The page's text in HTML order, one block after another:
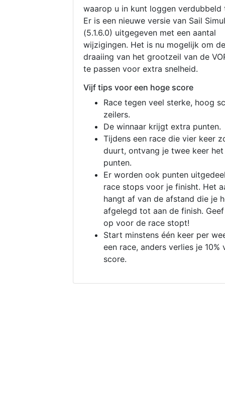
waarop u in kunt loggen verdubbeld
Er is een nieuwe versie van Sail
(5.1.6.0) uitgegeven met een aantal
wijzigingen. Het is nu mogelijk om de
draaiing van het grootzeil van de
te passen voor extra snelheid.
Vijf tips voor een hoge score
Race tegen veel sterke, hoog
zeilers.
De winnaar krijgt extra punten.
Tijdens een race die vier keer
duurt, ontvang je twee keer
punten.
Er worden ook punten
race stops voor je finisht. Het
hangt af van de afstand die je
afgelegd tot aan de finish.
op voor de race stopt!
Start minstens één keer per
een race, anders verlies je 10%
score.